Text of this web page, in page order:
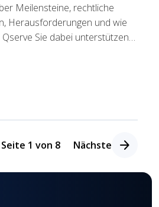
Meilensteine, rechtliche
Herausforderungen und wie
Qserve Sie dabei unterstützen
Seite 1 von 8 Nächste arrow_forward